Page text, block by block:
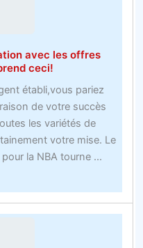
avec les offres
ceci!
établi,vous pariez
de votre succès
les variétés de
votre mise. Le
la NBA tourne ...